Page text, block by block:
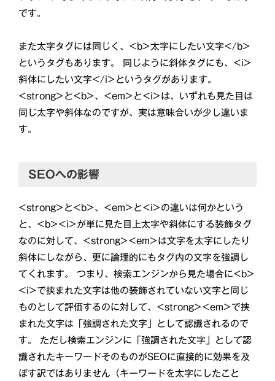
です。
また太字タグには同じく、<b>太字にしたい文字</b>
というタグもあります。 同じように斜体タグにも、<i>
斜体にしたい文字</i>というタグがあります。
<strong>と<b>、<em>と<i>は、いずれも見た目は
同じ太字や斜体なのですが、実は意味合いが少し違いま
す。
SEOへの影響
<strong>と<b>、<em>と<i>の違いは何かという
と、<b><i>が単に見た目上太字や斜体にする装飾タグ
なのに対して、<strong><em>は文字を太字にしたり
斜体にしながら、更に論理的にもタグ内の文字を強調し
てくれます。 つまり、検索エンジンから見た場合に<b>
<i>で挟まれた文字は他の装飾されていない文字と同じ
ものとして評価するのに対して、<strong><em>で挟
まれた文字は「強調された文字」として認識されるので
す。 ただし検索エンジンに「強調された文字」として認
識されたキーワードそのものがSEOに直接的に効果を及
ぼす訳ではありません（キーワードを太字にしたこと